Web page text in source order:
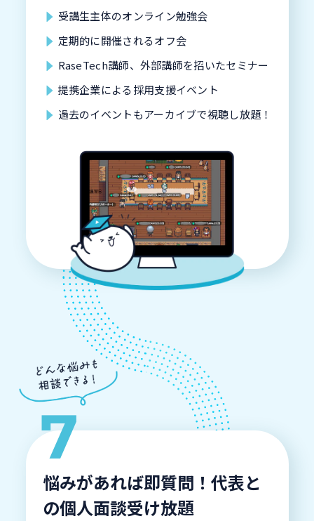
受講生主体のオンライン勉強会
定期的に開催されるオフ会
RaseTech講師、外部講師を招いたセミナー
提携企業による採用支援イベント
過去のイベントもアーカイブで視聴し放題！
悩みがあれば即質問！代表と
の個人面談受け放題